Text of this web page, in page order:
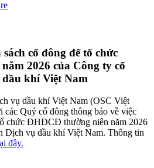
cổ đông để tổ chức
2026 của Công ty cổ
khí Việt Nam
vụ dầu khí Việt Nam (OSC Việt
Quý cổ đông thông báo về việc
chức ĐHĐCĐ thường niên năm 2026
Dịch vụ dầu khí Việt Nam. Thông tin
đây.